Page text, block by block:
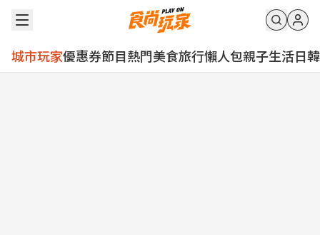
城市玩家優惠券節目熱門美食旅行懶人包親子生活日韓